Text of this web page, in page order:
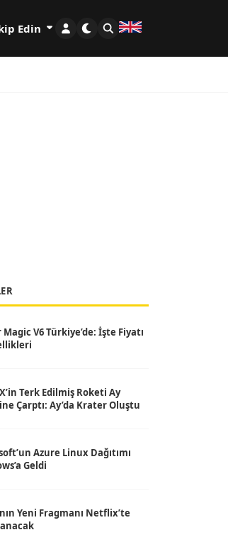
Edin
V6 Türkiye’de: İşte Fiyatı
Terk Edilmiş Roketi Ay
Çarptı: Ay’da Krater Oluştu
Azure Linux Dağıtımı
Geldi
Yeni Fragmanı Netflix’te